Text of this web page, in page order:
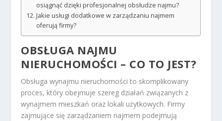
osiągnąć dzięki profesjonalnej obsłudze najmu?
Jakie usługi dodatkowe w zarządzaniu najmem
oferują firmy?
OBSŁUGA NAJMU
NIERUCHOMOŚCI – CO TO JEST?
Obsługa wynajmu nieruchomości to skomplikowany
proces, który obejmuje szereg działań związanych z
wynajmem mieszkań oraz lokali użytkowych. Firmy
zajmujące się zarządzaniem najmem podejmują